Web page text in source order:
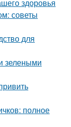
здоровья
советы
для
зелеными
полное